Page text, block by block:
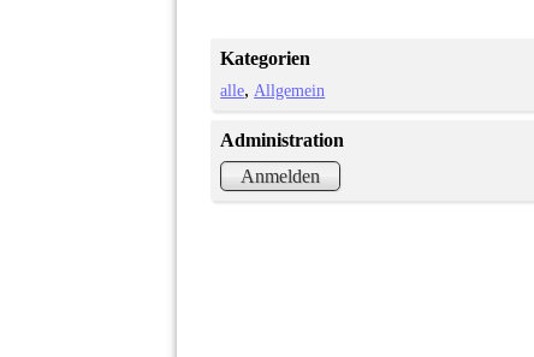
Kategorien
alle Allgemein
Administration
Anmelden